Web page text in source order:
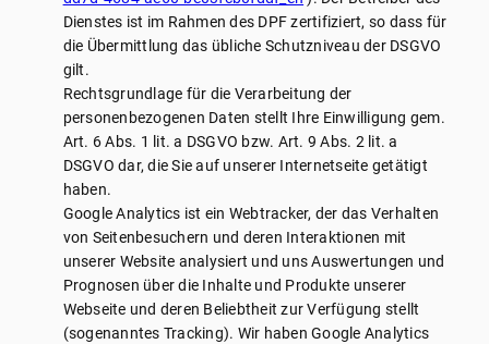
Dienstes ist im Rahmen des DPF zertifiziert, so dass für
die Übermittlung das übliche Schutzniveau der DSGVO
gilt.
Rechtsgrundlage für die Verarbeitung der
personenbezogenen Daten stellt Ihre Einwilligung gem.
Art. 6 Abs. 1 lit. a DSGVO bzw. Art. 9 Abs. 2 lit. a
DSGVO dar, die Sie auf unserer Internetseite getätigt
haben.
Google Analytics ist ein Webtracker, der das Verhalten
von Seitenbesuchern und deren Interaktionen mit
unserer Website analysiert und uns Auswertungen und
Prognosen über die Inhalte und Produkte unserer
Webseite und deren Beliebtheit zur Verfügung stellt
(sogenanntes Tracking). Wir haben Google Analytics